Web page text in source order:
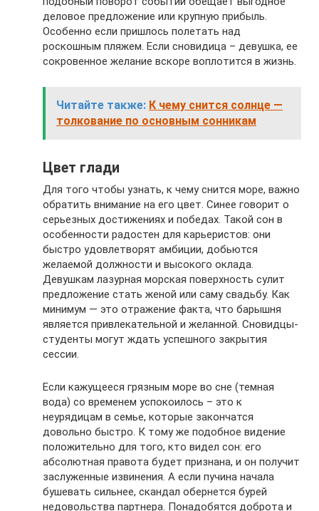
деловое предложение или крупную прибыль.
Особенно если пришлось полетать над
роскошным пляжем. Если сновидица – девушка, ее
сокровенное желание вскоре воплотится в жизнь.
Читайте также: К чему снится солнце —
толкование по основным сонникам
Цвет глади
Для того чтобы узнать, к чему снится море, важно
обратить внимание на его цвет. Синее говорит о
серьезных достижениях и победах. Такой сон в
особенности радостен для карьеристов: они
быстро удовлетворят амбиции, добьются
желаемой должности и высокого оклада.
Девушкам лазурная морская поверхность сулит
предложение стать женой или саму свадьбу. Как
минимум — это отражение факта, что барышня
является привлекательной и желанной. Сновидцы-
студенты могут ждать успешного закрытия
сессии.
Если кажущееся грязным море во сне (темная
вода) со временем успокоилось – это к
неурядицам в семье, которые закончатся
довольно быстро. К тому же подобное видение
положительно для того, кто видел сон: его
абсолютная правота будет признана, и он получит
заслуженные извинения. А если пучина начала
бушевать сильнее, скандал обернется бурей
недовольства партнера. Понадобятся доброта и